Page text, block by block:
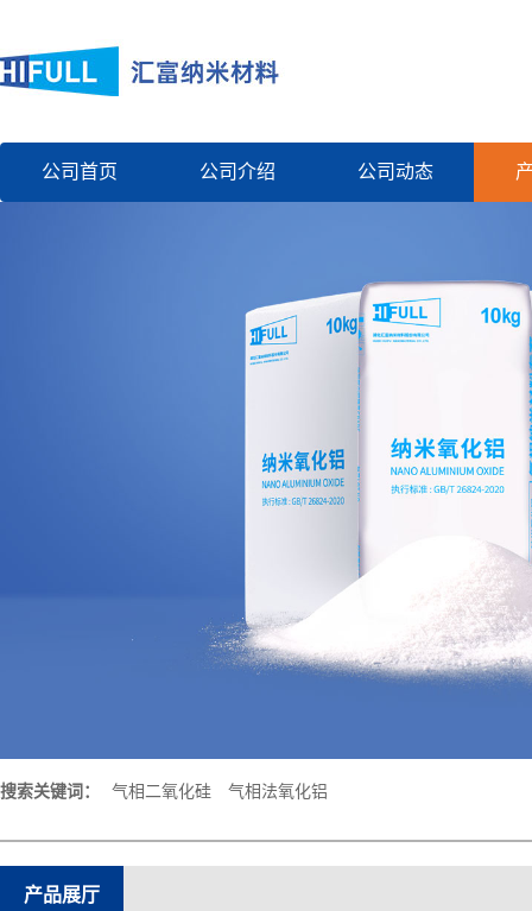
公司首页 公司介绍 公司动态
搜索关键词： 气相二氧化硅 气相法氧化铝
产品展厅